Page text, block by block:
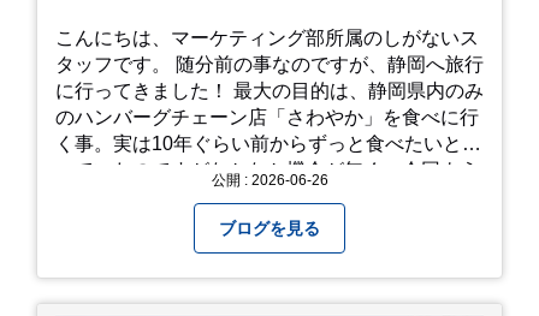
こんにちは、マーケティング部所属のしがないス
タッフです。 随分前の事なのですが、静岡へ旅行
に行ってきました！ 最大の目的は、静岡県内のみ
のハンバーグチェーン店「さわやか」を食べに行
く事。実は10年ぐらい前からずっと食べたいと思
っていたのですがなかなか機会が無く、今回よう
って待機する事になったのですが、、10時頃にも
らった整理券で、お店に入れるのは12時過ぎ頃で
した。大人気とは聞いていましたがここまでと
は、、！！ 駅前ショッピングモール内の店舗だっ
公開 : 2026-06-26
ブログを見る